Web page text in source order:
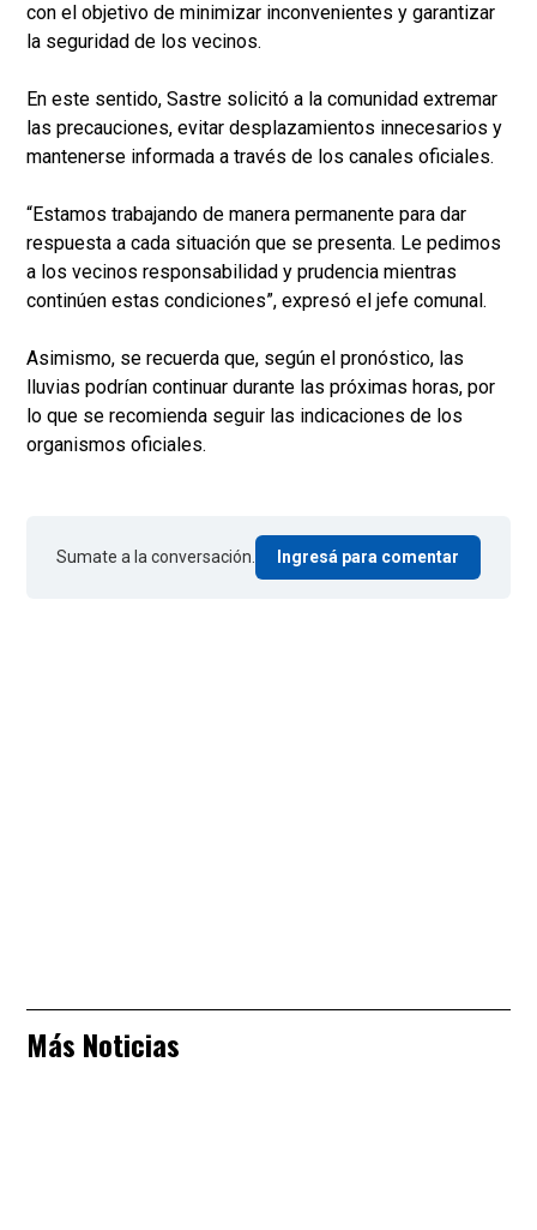
con el objetivo de minimizar inconvenientes y garantizar
la seguridad de los vecinos.
En este sentido, Sastre solicitó a la comunidad extremar
las precauciones, evitar desplazamientos innecesarios y
mantenerse informada a través de los canales oficiales.
“Estamos trabajando de manera permanente para dar
respuesta a cada situación que se presenta. Le pedimos
a los vecinos responsabilidad y prudencia mientras
continúen estas condiciones”, expresó el jefe comunal.
Asimismo, se recuerda que, según el pronóstico, las
lluvias podrían continuar durante las próximas horas, por
lo que se recomienda seguir las indicaciones de los
organismos oficiales.
Sumate a la conversación. Ingresá para comentar
Más Noticias